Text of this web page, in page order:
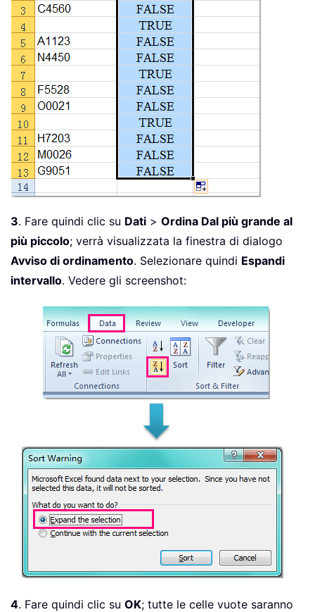
3. Fare quindi clic su Dati > Ordina Dal più grande al
più piccolo; verrà visualizzata la finestra di dialogo
Avviso di ordinamento. Selezionare quindi Espandi
intervallo. Vedere gli screenshot:
4. Fare quindi clic su OK; tutte le celle vuote saranno